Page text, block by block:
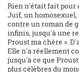
Rien n'était fait pour
Juif, un
contre un roman de
infinis, jusqu'à une
Proust ma chère ».
Elle n'a réellement
jusqu'à ce que
plus célèbres du